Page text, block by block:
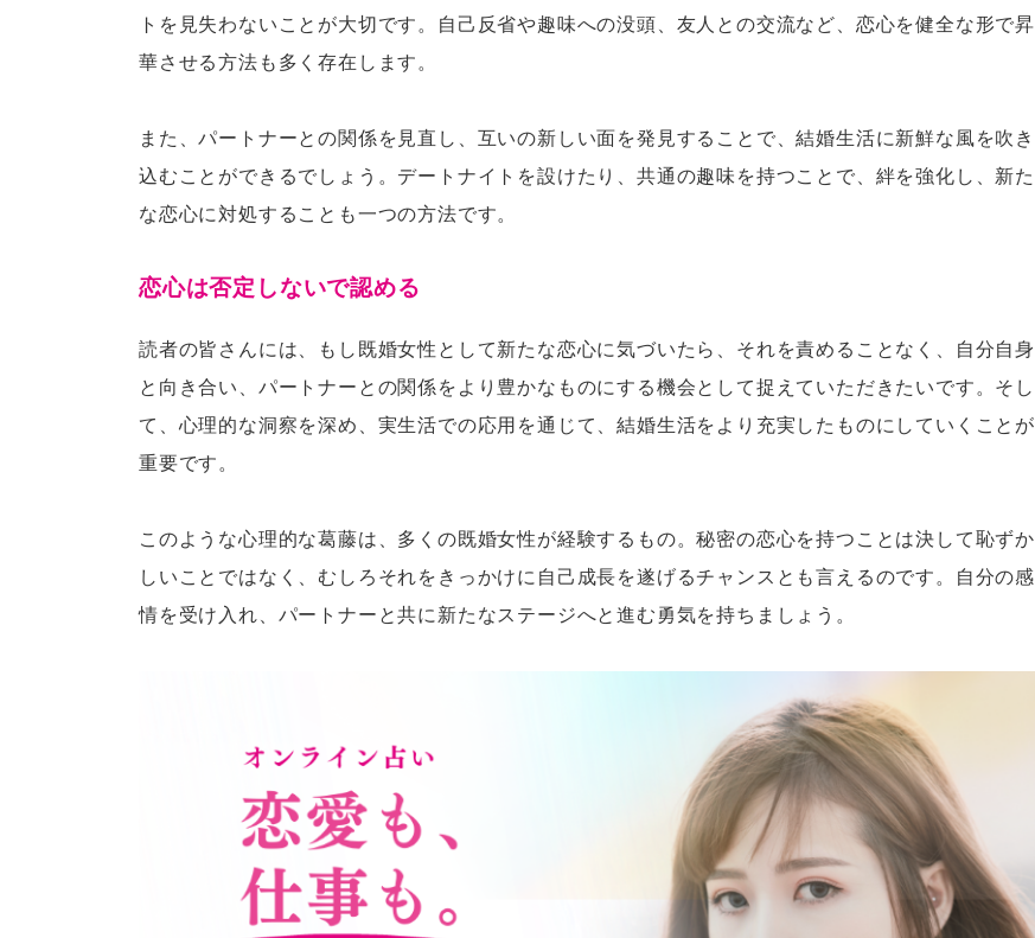
トを見失わないことが大切です。自己反省や趣味への没頭、友人との交流など、恋心を健全な形で昇
華させる方法も多く存在します。
また、パートナーとの関係を見直し、互いの新しい面を発見することで、結婚生活に新鮮な風を吹き
込むことができるでしょう。デートナイトを設けたり、共通の趣味を持つことで、絆を強化し、新た
な恋心に対処することも一つの方法です。
恋心は否定しないで認める
読者の皆さんには、もし既婚女性として新たな恋心に気づいたら、それを責めることなく、自分自身
と向き合い、パートナーとの関係をより豊かなものにする機会として捉えていただきたいです。そし
て、心理的な洞察を深め、実生活での応用を通じて、結婚生活をより充実したものにしていくことが
重要です。
このような心理的な葛藤は、多くの既婚女性が経験するもの。秘密の恋心を持つことは決して恥ずか
しいことではなく、むしろそれをきっかけに自己成長を遂げるチャンスとも言えるのです。自分の感
情を受け入れ、パートナーと共に新たなステージへと進む勇気を持ちましょう。